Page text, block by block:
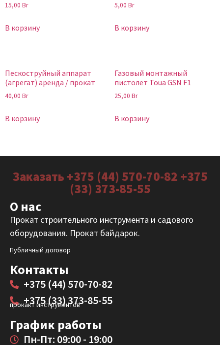
15,00 Br
В корзину
5,00 Br
В корзину
Пескоструйный аппарат
(агрегат) аренда / прокат
40,00 Br
В корзину
Газовый монтажный
пистолет Toua GSN F1
25,00 Br
В корзину
Заказать +375 (44) 570-70-82 +375
(33) 373-85-55
О нас
Прокат строительного инструмента и садового
оборудования. Прокат байдарок.
Публичный договор
Контакты
+375 (44) 570-70-82
+375 (33) 373-85-55
прокакт инструментов
График работы
Пн-Пт: 09:00 - 19:00